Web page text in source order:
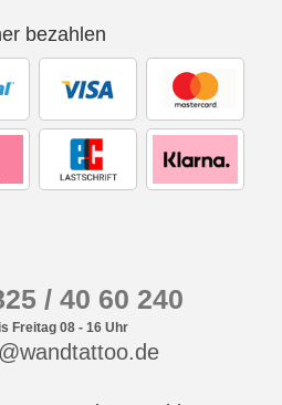
bezahlen
/ 40 60 240
Freitag 08 - 16 Uhr